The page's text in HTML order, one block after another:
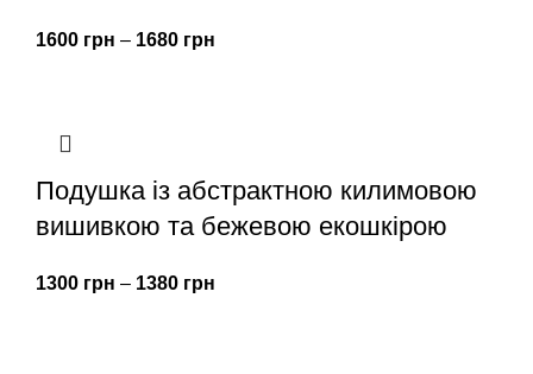
1600 грн – 1680 грн
Подушка із абстрактною килимовою
вишивкою та бежевою екошкірою
1300 грн – 1380 грн